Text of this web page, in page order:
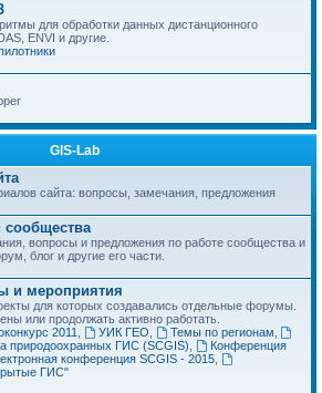
для обработки данных дистанционного
ENVI и другие.
GIS-Lab
сайта: вопросы, замечания, предложения
сообщества
вопросы и предложения по работе сообщества и
блог и другие его части.
и мероприятия
для которых создавались отдельные форумы.
или продолжать активно работать.
2011 УИК ГЕО Темы по регионам
природоохранных ГИС (SCGIS)
Конференция
конференция SCGIS - 2015,
ГИС"